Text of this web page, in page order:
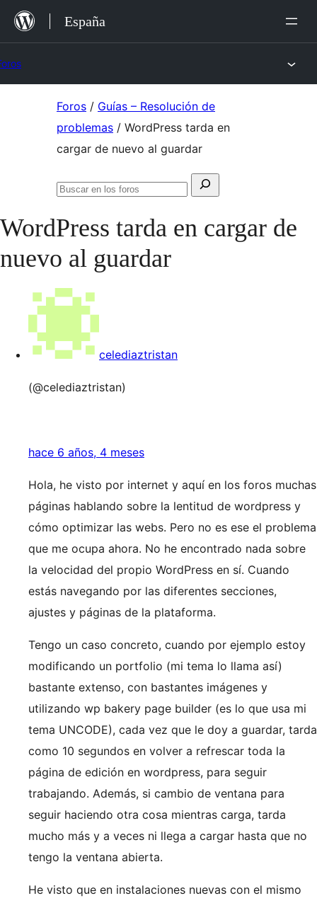
Saltar
España
Foros / Guías – Resolución de
problemas / WordPress tarda en
cargar de nuevo al guardar
Buscar:
Buscar
foros
WordPress tarda en cargar de
nuevo al guardar
celediaztristan
(@celediaztristan)
hace 6 años, 4 meses
Hola, he visto por internet y aquí en los foros muchas
páginas hablando sobre la lentitud de wordpress y
cómo optimizar las webs. Pero no es ese el problema
que me ocupa ahora. No he encontrado nada sobre
la velocidad del propio WordPress en sí. Cuando
estás navegando por las diferentes secciones,
ajustes y páginas de la plataforma.
Tengo un caso concreto, cuando por ejemplo estoy
modificando un portfolio (mi tema lo llama así)
bastante extenso, con bastantes imágenes y
utilizando wp bakery page builder (es lo que usa mi
tema UNCODE), cada vez que le doy a guardar, tarda
como 10 segundos en volver a refrescar toda la
página de edición en wordpress, para seguir
trabajando. Además, si cambio de ventana para
seguir haciendo otra cosa mientras carga, tarda
mucho más y a veces ni llega a cargar hasta que no
tengo la ventana abierta.
He visto que en instalaciones nuevas con el mismo